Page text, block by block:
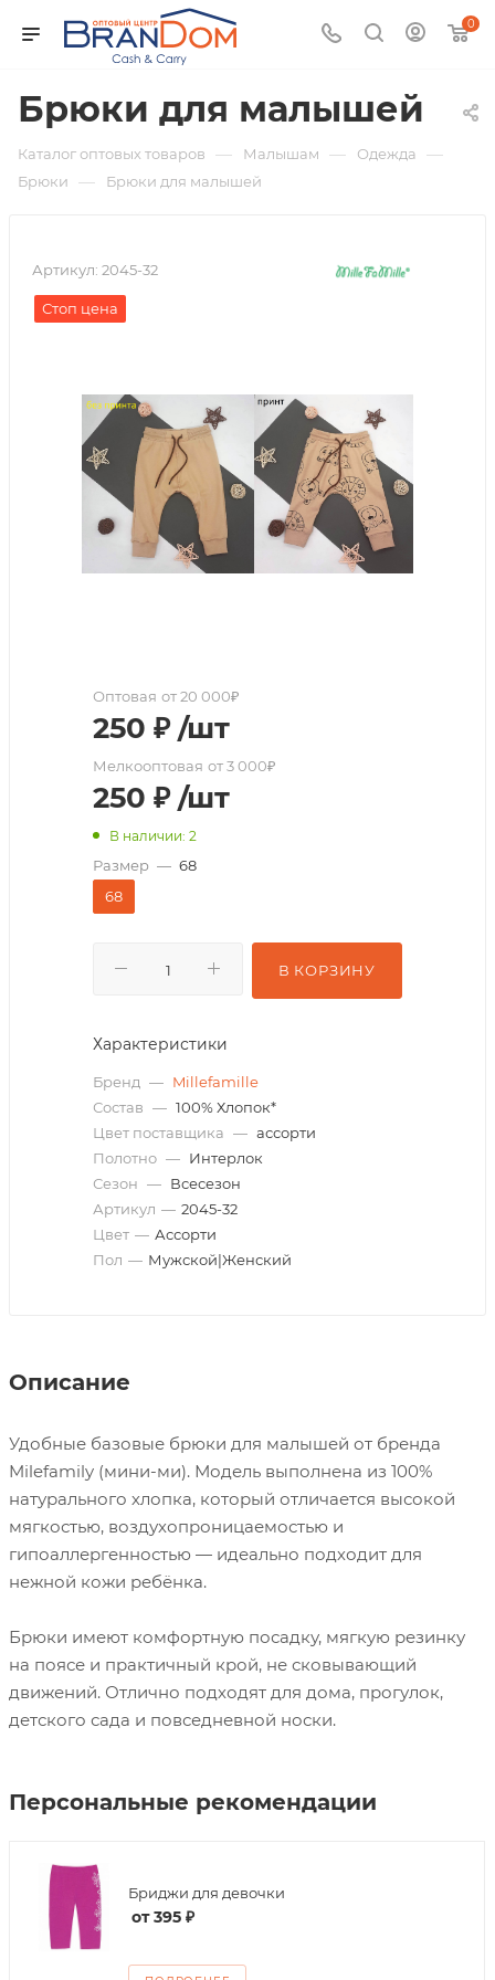
0
Брюки для малышей
Каталог оптовых товаров — Малышам — Одежда —
Брюки — Брюки для малышей
Артикул: 2045-32
Стоп цена
Оптовая от 20 000₽
250 ₽ /шт
Мелкооптовая от 3 000₽
250 ₽ /шт
В наличии: 2
Размер — 68
68
В КОРЗИНУ
Характеристики
Бренд — Millefamille
Состав — 100% Хлопок*
Цвет поставщика — ассорти
Полотно — Интерлок
Сезон — Всесезон
Артикул — 2045-32
Цвет — Ассорти
Пол — Мужской|Женский
Описание
Удобные базовые брюки для малышей от бренда
Milefamily (мини-ми). Модель выполнена из 100%
натурального хлопка, который отличается высокой
мягкостью, воздухопроницаемостью и
гипоаллергенностью — идеально подходит для
нежной кожи ребёнка.
Брюки имеют комфортную посадку, мягкую резинку
на поясе и практичный крой, не сковывающий
движений. Отлично подходят для дома, прогулок,
детского сада и повседневной носки.
Персональные рекомендации
Бриджи для девочки
от395 ₽